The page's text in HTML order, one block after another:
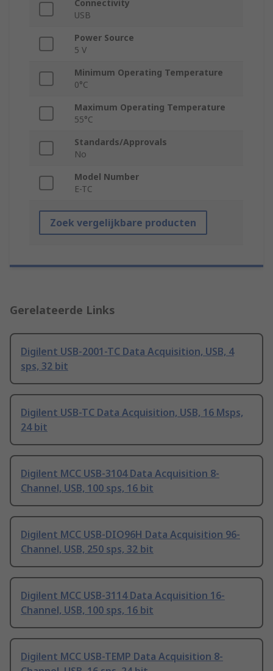
Connectivity
USB
Power Source
5 V
Minimum Operating Temperature
0°C
Maximum Operating Temperature
55°C
Standards/Approvals
No
Model Number
E-TC
Zoek vergelijkbare producten
Gerelateerde Links
Digilent USB-2001-TC Data Acquisition, USB, 4
sps, 32 bit
Digilent USB-TC Data Acquisition, USB, 16 Msps,
24 bit
Digilent MCC USB-3104 Data Acquisition 8-
Channel, USB, 100 sps, 16 bit
Digilent MCC USB-DIO96H Data Acquisition 96-
Channel, USB, 250 sps, 32 bit
Digilent MCC USB-3114 Data Acquisition 16-
Channel, USB, 100 sps, 16 bit
Digilent MCC USB-TEMP Data Acquisition 8-